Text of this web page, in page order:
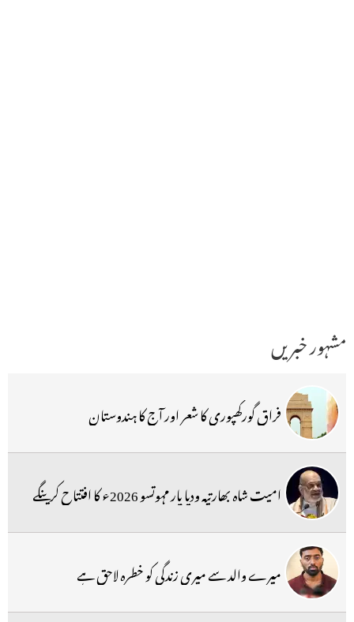
مشہور خبریں
فراق گورکھپوری کا شعر اور آج کا ہندوستان
امیت شاہ بھارتیہ ودیا پار مہوتسو 2026ء کا افتتاح کرینگے
میرے والد سے میری زندگی کو خطرہ لاحق ہے